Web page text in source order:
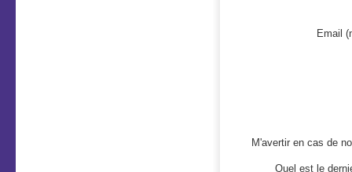
Email
M'avertir en cas de
Quel est le